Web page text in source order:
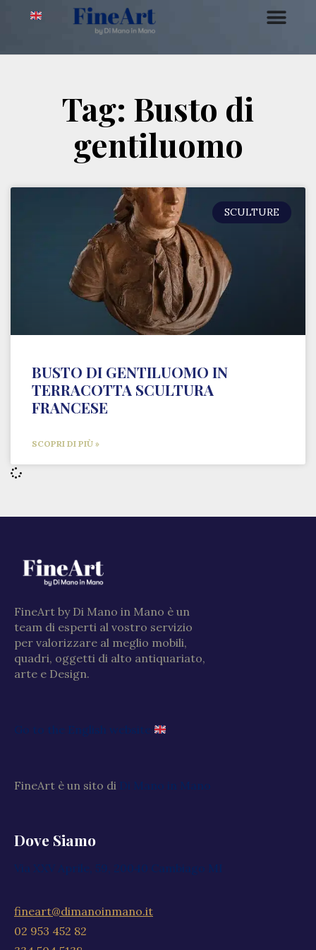
Tag: Busto di
gentiluomo
SCULTURE
BUSTO DI GENTILUOMO IN
TERRACOTTA SCULTURA
FRANCESE
SCOPRI DI PIÙ »
FineArt by Di Mano in Mano è un
team di esperti al vostro servizio
per valorizzare al meglio mobili,
quadri, oggetti di alto antiquariato,
arte e Design.
Go to the English website
FineArt è un sito di Di Mano in Mano
Dove Siamo
Via XXV Aprile, 59, 20040 Cambiago MI
fineart@dimanoinmano.it
02 953 452 82